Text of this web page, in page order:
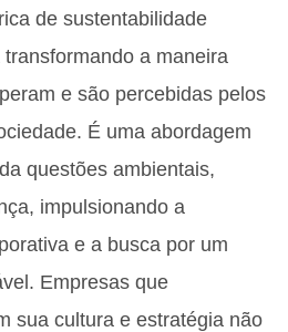
de sustentabilidade
a maneira
e são percebidas pelos
É uma abordagem
questões ambientais,
impulsionando a
e a busca por um
Empresas que
sua cultura e estratégia não